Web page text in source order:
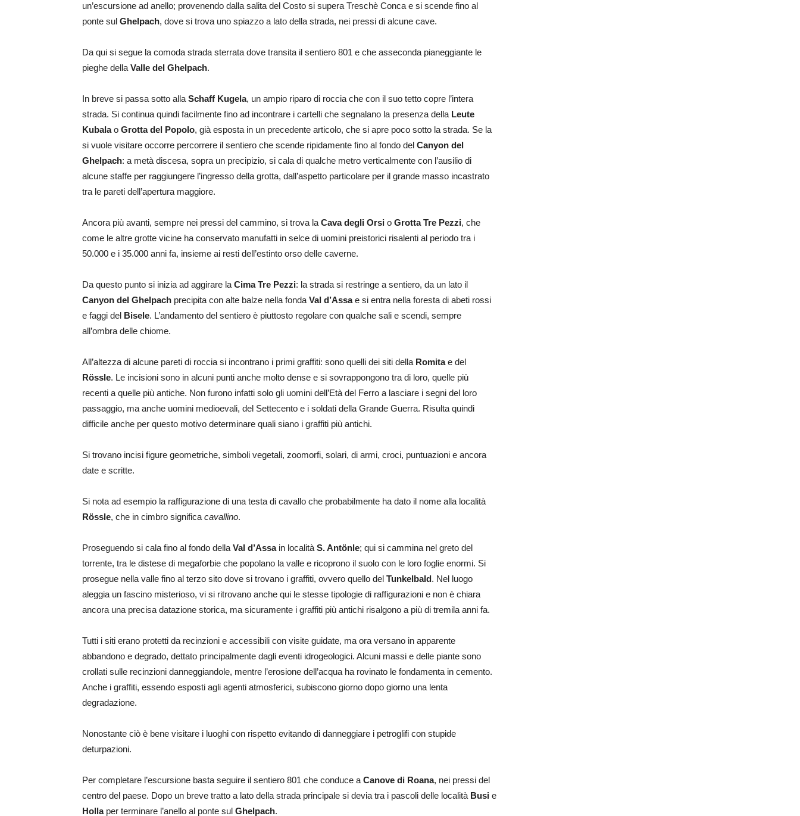
un’escursione ad anello; provenendo dalla salita del Costo si supera Treschè Conca e si scende fino al
ponte sul Ghelpach, dove si trova uno spiazzo a lato della strada, nei pressi di alcune cave.
Da qui si segue la comoda strada sterrata dove transita il sentiero 801 e che asseconda pianeggiante le
pieghe della Valle del Ghelpach.
In breve si passa sotto alla Schaff Kugela, un ampio riparo di roccia che con il suo tetto copre l’intera
strada. Si continua quindi facilmente fino ad incontrare i cartelli che segnalano la presenza della Leute
Kubalao Grotta del Popolo, già esposta in un precedente articolo, che si apre poco sotto la strada. Se la
si vuole visitare occorre percorrere il sentiero che scende ripidamente fino al fondo del Canyon del
Ghelpach: a metà discesa, sopra un precipizio, si cala di qualche metro verticalmente con l’ausilio di
alcune staffe per raggiungere l’ingresso della grotta, dall’aspetto particolare per il grande masso incastrato
tra le pareti dell’apertura maggiore.
Ancora più avanti, sempre nei pressi del cammino, si trova la Cava degli Orsi o Grotta Tre Pezzi, che
come le altre grotte vicine ha conservato manufatti in selce di uomini preistorici risalenti al periodo tra i
50.000 e i 35.000 anni fa, insieme ai resti dell’estinto orso delle caverne.
Da questo punto si inizia ad aggirare la Cima Tre Pezzi: la strada si restringe a sentiero, da un lato il
Canyon del Ghelpach precipita con alte balze nella fonda Val d’Assae si entra nella foresta di abeti rossi
e faggi del Bisele. L’andamento del sentiero è piuttosto regolare con qualche sali e scendi, sempre
all’ombra delle chiome.
All’altezza di alcune pareti di roccia si incontrano i primi graffiti: sono quelli dei siti della Romitae del
Rössle. Le incisioni sono in alcuni punti anche molto dense e si sovrappongono tra di loro, quelle più
recenti a quelle più antiche. Non furono infatti solo gli uomini dell’Età del Ferro a lasciare i segni del loro
passaggio, ma anche uomini medioevali, del Settecento e i soldati della Grande Guerra. Risulta quindi
difficile anche per questo motivo determinare quali siano i graffiti più antichi.
Si trovano incisi figure geometriche, simboli vegetali, zoomorfi, solari, di armi, croci, puntuazioni e ancora
date e scritte.
Si nota ad esempio la raffigurazione di una testa di cavallo che probabilmente ha dato il nome alla località
Rössle, che in cimbro significa cavallino.
Proseguendo si cala fino al fondo della Val d’Assain località S. Antönle; qui si cammina nel greto del
torrente, tra le distese di megaforbie che popolano la valle e ricoprono il suolo con le loro foglie enormi. Si
prosegue nella valle fino al terzo sito dove si trovano i graffiti, ovvero quello del Tunkelbald. Nel luogo
aleggia un fascino misterioso, vi si ritrovano anche qui le stesse tipologie di raffigurazioni e non è chiara
ancora una precisa datazione storica, ma sicuramente i graffiti più antichi risalgono a più di tremila anni fa.
Tutti i siti erano protetti da recinzioni e accessibili con visite guidate, ma ora versano in apparente
abbandono e degrado, dettato principalmente dagli eventi idrogeologici. Alcuni massi e delle piante sono
crollati sulle recinzioni danneggiandole, mentre l’erosione dell’acqua ha rovinato le fondamenta in cemento.
Anche i graffiti, essendo esposti agli agenti atmosferici, subiscono giorno dopo giorno una lenta
degradazione.
Nonostante ciò è bene visitare i luoghi con rispetto evitando di danneggiare i petroglifi con stupide
deturpazioni.
Per completare l’escursione basta seguire il sentiero 801 che conduce a Canove di Roana, nei pressi del
centro del paese. Dopo un breve tratto a lato della strada principale si devia tra i pascoli delle località Busi e
Hollaper terminare l’anello al ponte sul Ghelpach.